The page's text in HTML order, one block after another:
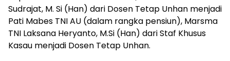
Sudrajat, M. Si (Han) dari Dosen Tetap Unhan menjadi
Pati Mabes TNI AU (dalam rangka pensiun), Marsma
TNI Laksana Heryanto, M.Si (Han) dari Staf Khusus
Kasau menjadi Dosen Tetap Unhan.